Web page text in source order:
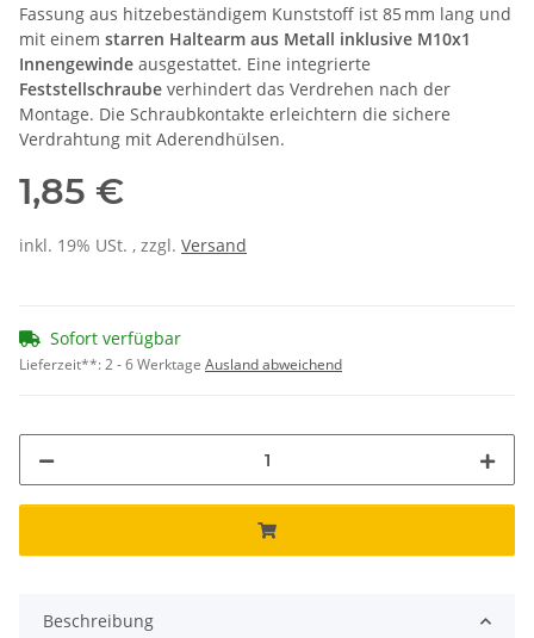
Fassung aus hitzebeständigem Kunststoff ist 85 mm lang und
mit einem starren Haltearm aus Metall inklusive M10x1
Innengewinde ausgestattet. Eine integrierte
Feststellschraube verhindert das Verdrehen nach der
Montage. Die Schraubkontakte erleichtern die sichere
Verdrahtung mit Aderendhülsen.
1,85 €
inkl. 19% USt. , zzgl. Versand
Sofort verfügbar
Lieferzeit**:2 - 6 Werktage Ausland abweichend
Beschreibung